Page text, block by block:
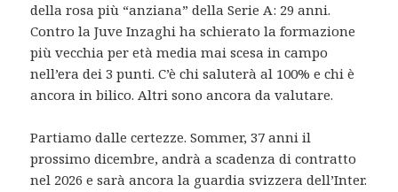
della rosa più “anziana” della Serie A: 29 anni.
Contro la Juve Inzaghi ha schierato la formazione
più vecchia per età media mai scesa in campo
nell’era dei 3 punti. C’è chi saluterà al 100% e chi è
ancora in bilico. Altri sono ancora da valutare.
Partiamo dalle certezze. Sommer, 37 anni il
prossimo dicembre, andrà a scadenza di contratto
nel 2026 e sarà ancora la guardia svizzera dell’Inter.